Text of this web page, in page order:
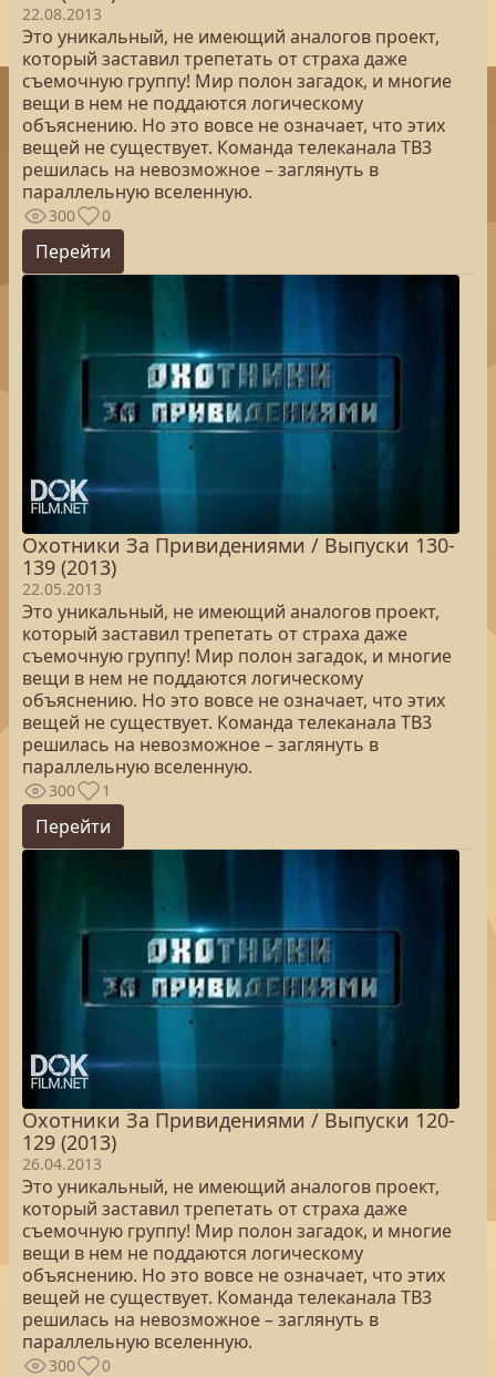
22.08.2013
Это уникальный, не имеющий аналогов проект,
который заставил трепетать от страха даже
съемочную группу! Мир полон загадок, и многие
вещи в нем не поддаются логическому
объяснению. Но это вовсе не означает, что этих
вещей не существует. Команда телеканала ТВ3
решилась на невозможное – заглянуть в
параллельную вселенную.
300 0
Перейти
Охотники За Привидениями / Выпуски 130-
139 (2013)
22.05.2013
Это уникальный, не имеющий аналогов проект,
который заставил трепетать от страха даже
съемочную группу! Мир полон загадок, и многие
вещи в нем не поддаются логическому
объяснению. Но это вовсе не означает, что этих
вещей не существует. Команда телеканала ТВ3
решилась на невозможное – заглянуть в
параллельную вселенную.
300 1
Перейти
Охотники За Привидениями / Выпуски 120-
129 (2013)
26.04.2013
Это уникальный, не имеющий аналогов проект,
который заставил трепетать от страха даже
съемочную группу! Мир полон загадок, и многие
вещи в нем не поддаются логическому
объяснению. Но это вовсе не означает, что этих
вещей не существует. Команда телеканала ТВ3
решилась на невозможное – заглянуть в
параллельную вселенную.
300 0